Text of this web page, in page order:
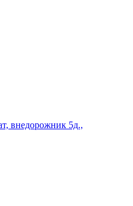
внедорожник 5д.,